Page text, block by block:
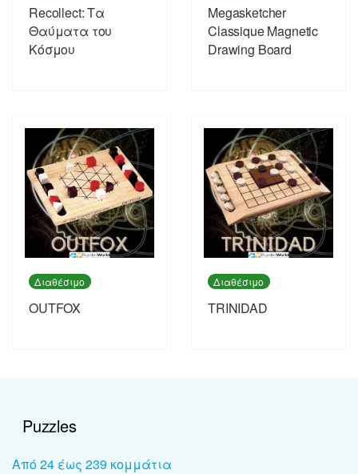
Recollect: Τα
Θαύματα του
Κόσμου
Megasketcher
Classique Magnetic
Drawing Board
Διαθέσιμο
OUTFOX
Διαθέσιμο
TRINIDAD
Puzzles
Από 24 έως 239 κομμάτια